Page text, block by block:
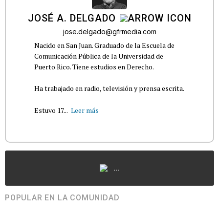
JOSÉ A. DELGADO
jose.delgado@gfrmedia.com
Nacido en San Juan. Graduado de la Escuela de
Comunicación Pública de la Universidad de
Puerto Rico. Tiene estudios en Derecho.
Ha trabajado en radio, televisión y prensa escrita.
Estuvo 17... Leer más
...
POPULAR EN LA COMUNIDAD